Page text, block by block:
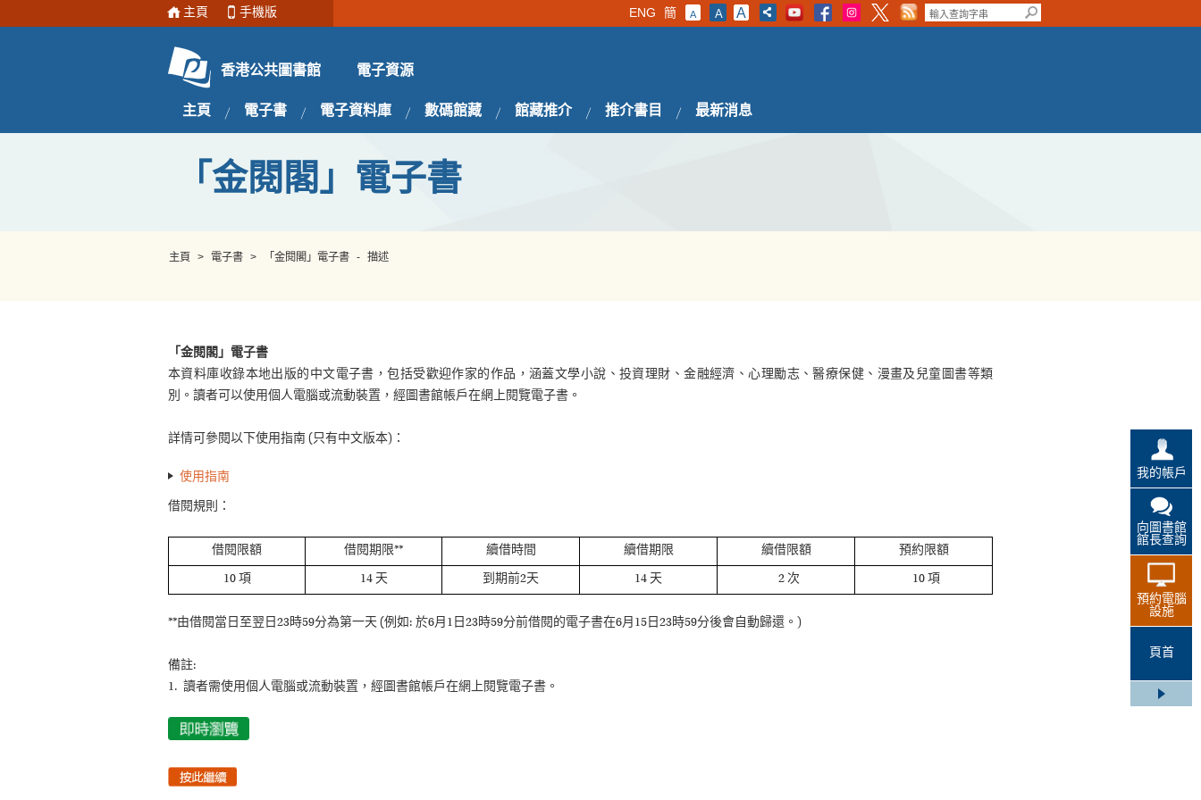
主頁 手機版 ENG 簡 A A A
香港公共圖書館 電子資源
主頁 電子書 電子資料庫 數碼館藏 館藏推介 推介書目 最新消息
我的帳戶
向圖書館
館長查詢
預約電腦
設施
頁首
「金閱閣」電子書
主頁 > 電子書 > 「金閱閣」電子書 - 描述
「金閱閣」電子書
本資料庫收錄本地出版的中文電子書，包括受歡迎作家的作品，涵蓋文學小說、投資理財、金融經濟、心理勵志、醫療保健、漫畫及兒童圖書等類
別。讀者可以使用個人電腦或流動裝置，經圖書館帳戶在網上閱覽電子書。
詳情可參閱以下使用指南 (只有中文版本)：
使用指南
借閱規則：
借閱限額 借閱期限** 續借時間 續借期限 續借限額 預約限額
10 項 14 天 到期前2天 14 天 2 次 10 項
**由借閱當日至翌日23時59分為第一天 (例如: 於6月1日23時59分前借閱的電子書在6月15日23時59分後會自動歸還。)
備註:
1. 讀者需使用個人電腦或流動裝置，經圖書館帳戶在網上閱覽電子書。